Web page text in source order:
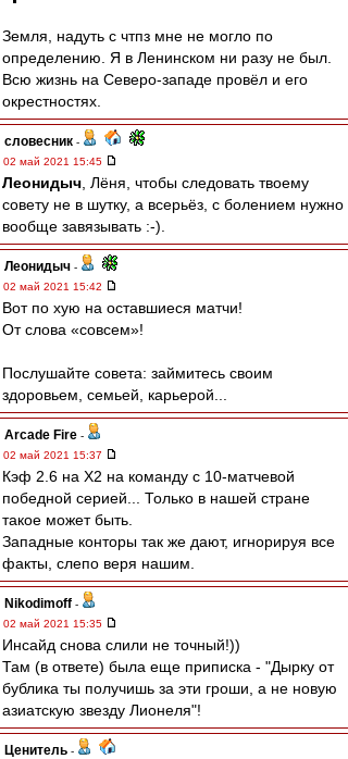
Земля, надуть с чтпз мне не могло по
определению. Я в Ленинском ни разу не был.
Всю жизнь на Северо-западе провёл и его
окрестностях.
словесник -
02 май 2021 15:45
Леонидыч , Лёня, чтобы следовать твоему
совету не в шутку, а всерьёз, с болением нужно
вообще завязывать :-).
Леонидыч -
02 май 2021 15:42
Вот по хую на оставшиеся матчи!
От слова «совсем»!
Послушайте совета: займитесь своим
здоровьем, семьей, карьерой...
Arcade Fire -
02 май 2021 15:37
Кэф 2.6 на X2 на команду с 10-матчевой
победной серией... Только в нашей стране
такое может быть.
Западные конторы так же дают, игнорируя все
факты, слепо веря нашим.
Nikodimoff -
02 май 2021 15:35
Инсайд снова слили не точный!))
Там (в ответе) была еще приписка - "Дырку от
бублика ты получишь за эти гроши, а не новую
азиатскую звезду Лионеля"!
Ценитель -